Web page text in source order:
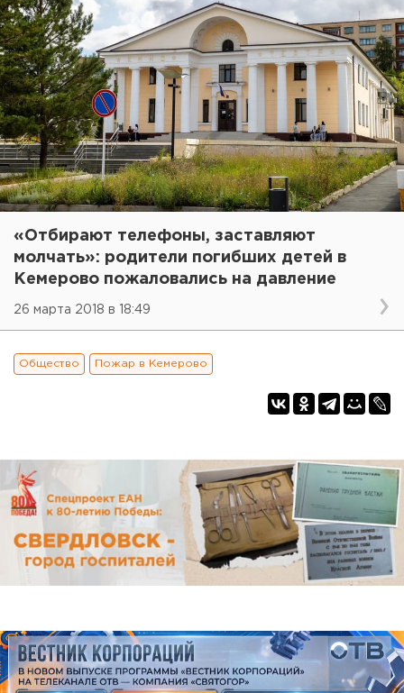
«Отбирают телефоны, заставляют
молчать»: родители погибших детей в
Кемерово пожаловались на давление
26 марта 2018 в 18:49
Общество Пожар в Кемерово